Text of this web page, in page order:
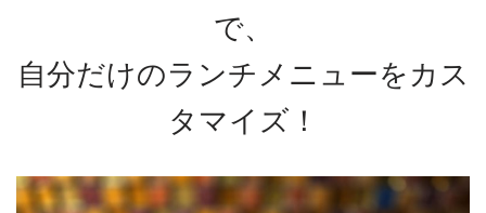
で、
自分だけのランチメニューをカス
タマイズ！